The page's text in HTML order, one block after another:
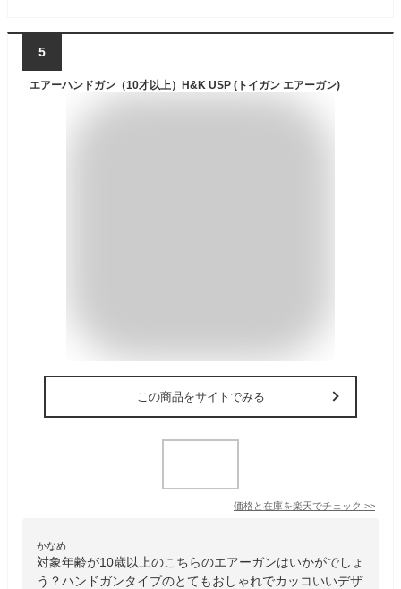
5
エアーハンドガン（10才以上）H&K USP (トイガン エアーガン)
この商品をサイトでみる
価格と在庫を楽天でチェック >>
かなめ
対象年齢が10歳以上のこちらのエアーガンはいかがでしょ
う？ハンドガンタイプのとてもおしゃれでカッコいいデザ